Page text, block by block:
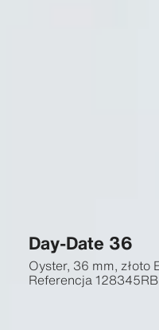
Day-Date 36
Oyster, 36 mm, złoto
Referencja